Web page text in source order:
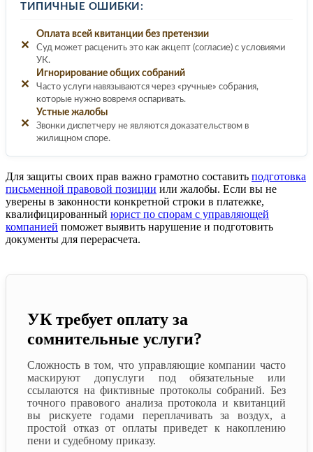
ТИПИЧНЫЕ ОШИБКИ:
✕
Оплата всей квитанции без претензии
Суд может расценить это как акцепт (согласие) с условиями
УК.
✕
Игнорирование общих собраний
Часто услуги навязываются через «ручные» собрания,
которые нужно вовремя оспаривать.
✕
Устные жалобы
Звонки диспетчеру не являются доказательством в
жилищном споре.
Для защиты своих прав важно грамотно составить подготовка
письменной правовой позиции или жалобы. Если вы не
уверены в законности конкретной строки в платежке,
квалифицированный юрист по спорам с управляющей
компанией поможет выявить нарушение и подготовить
документы для перерасчета.
УК требует оплату за
сомнительные услуги?
Сложность в том, что управляющие компании часто
маскируют допуслуги под обязательные или
ссылаются на фиктивные протоколы собраний. Без
точного правового анализа протокола и квитанций
вы рискуете годами переплачивать за воздух, а
простой отказ от оплаты приведет к накоплению
пени и судебному приказу.